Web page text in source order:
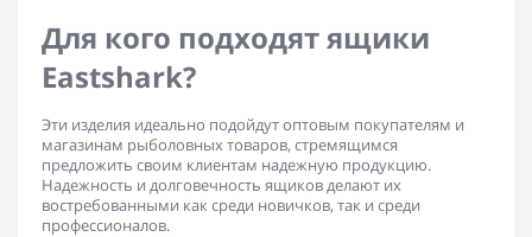
Для кого подходят ящики
Eastshark?
Эти изделия идеально подойдут оптовым покупателям и
магазинам рыболовных товаров, стремящимся
предложить своим клиентам надежную продукцию.
Надежность и долговечность ящиков делают их
востребованными как среди новичков, так и среди
профессионалов.